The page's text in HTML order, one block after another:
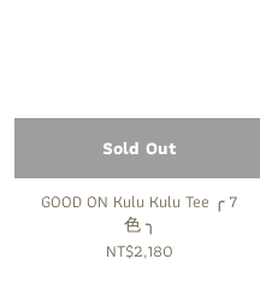
Sold Out
GOOD ON Kulu Kulu Tee ╭ 7
色 ╮
NT$2,180